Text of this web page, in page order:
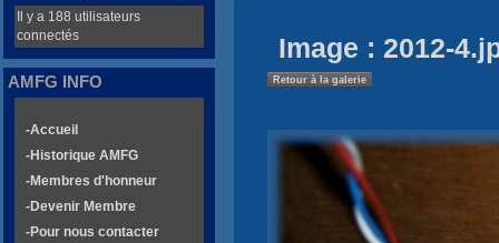
Image : 2012-
Retour à la galerie
Il y a 188 utilisateurs
connectés
AMFG INFO
-Accueil
-Historique AMFG
-Membres d'honneur
-Devenir Membre
-Pour nous contacter